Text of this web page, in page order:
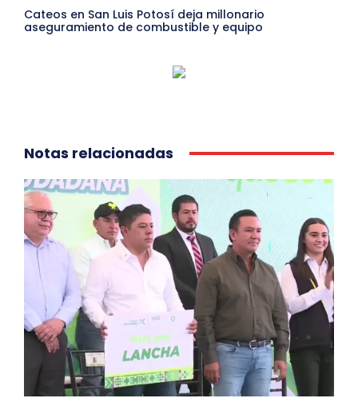
Cateos en San Luis Potosí deja millonario
aseguramiento de combustible y equipo
Notas relacionadas